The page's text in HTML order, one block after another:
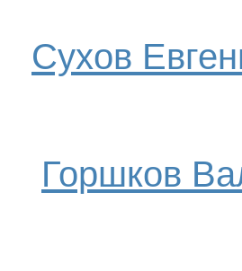
Сухов
Горшков